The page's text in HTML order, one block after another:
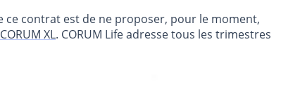
ce contrat est de ne proposer, pour le moment,
CORUM XL. CORUM Life adresse tous les trimestres